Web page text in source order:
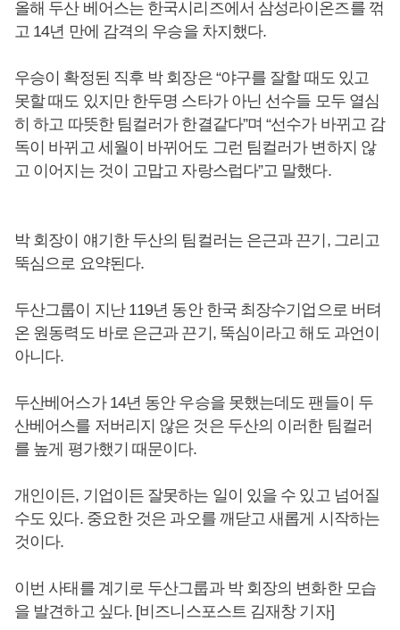
올해 두산 베어스는 한국시리즈에서 삼성라이온즈를 꺾
고 14년 만에 감격의 우승을 차지했다.
우승이 확정된 직후 박 회장은 “야구를 잘할 때도 있고
못할 때도 있지만 한두명 스타가 아닌 선수들 모두 열심
히 하고 따뜻한 팀컬러가 한결같다”며 “선수가 바뀌고 감
독이 바뀌고 세월이 바뀌어도 그런 팀컬러가 변하지 않
고 이어지는 것이 고맙고 자랑스럽다”고 말했다.
박 회장이 얘기한 두산의 팀컬러는 은근과 끈기, 그리고
뚝심으로 요약된다.
두산그룹이 지난 119년 동안 한국 최장수기업으로 버텨
온 원동력도 바로 은근과 끈기, 뚝심이라고 해도 과언이
아니다.
두산베어스가 14년 동안 우승을 못했는데도 팬들이 두
산베어스를 저버리지 않은 것은 두산의 이러한 팀컬러
를 높게 평가했기 때문이다.
개인이든, 기업이든 잘못하는 일이 있을 수 있고 넘어질
수도 있다. 중요한 것은 과오를 깨닫고 새롭게 시작하는
것이다.
이번 사태를 계기로 두산그룹과 박 회장의 변화한 모습
을 발견하고 싶다. [비즈니스포스트 김재창 기자]